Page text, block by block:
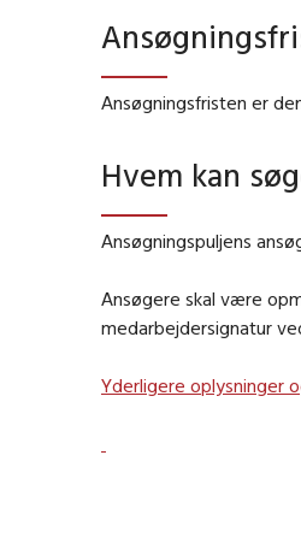
Ansøgningsfristen er
Hvem kan
Ansøgningspuljens
Ansøgere skal være
medarbejdersignatur
Yderligere oplysninger